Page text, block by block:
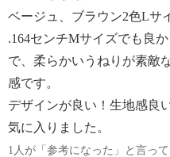
ベージュ、ブラウン2色Lサ
.164センチMサイズでも良
で、柔らかいうねりが素敵
感です。
デザインが良い！生地感良
気に入りました。
1人が「参考になった」と言っ